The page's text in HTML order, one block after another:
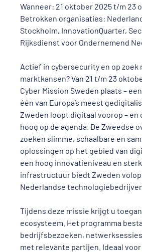
Wanneer: 21 oktober 2025 t/m 23
Betrokken organisaties:
Stockholm, InnovationQuarter,
Rijksdienst voor Ondernemend
Actief in cybersecurity en op zoek
marktkansen? Van 21 t/m 23
Cyber Mission Sweden plaats –
één van Europa’s meest
Zweden loopt digitaal voorop –
hoog op de agenda. De Zweedse
zoeken slimme, schaalbare en
oplossingen op het gebied van
een hoog innovatieniveau en
infrastructuur biedt Zweden
Nederlandse
Tijdens deze missie krijgt u
ecosysteem. Het programma
bedrijfsbezoeken,
met relevante partijen. Ideaal